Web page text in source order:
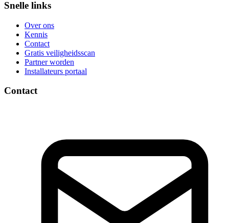
Snelle links
Over ons
Kennis
Contact
Gratis veiligheidsscan
Partner worden
Installateurs portaal
Contact